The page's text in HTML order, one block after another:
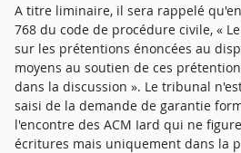
A titre liminaire, il sera rappelé
768 du code de procédure civile, «
sur les prétentions énoncées au
moyens au soutien de ces
dans la discussion ». Le tribunal
saisi de la demande de garantie
l'encontre des ACM Iard qui ne
écritures mais uniquement dans la